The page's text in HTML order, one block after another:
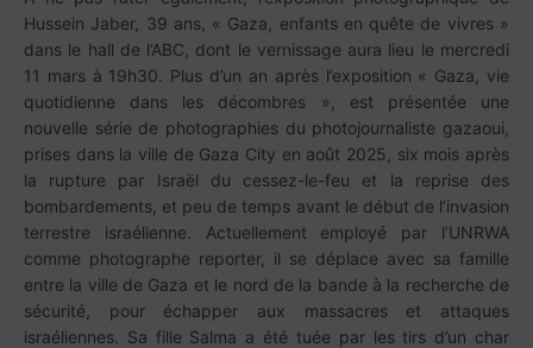
Hussein Jaber, 39 ans, « Gaza, enfants en quête de vivres »
dans le hall de l’ABC, dont le vernissage aura lieu le mercredi
11 mars à 19h30. Plus d’un an après l’exposition « Gaza, vie
quotidienne dans les décombres », est présentée une
nouvelle série de photographies du photojournaliste gazaoui,
prises dans la ville de Gaza City en août 2025, six mois après
la rupture par Israël du cessez-le-feu et la reprise des
bombardements, et peu de temps avant le début de l’invasion
terrestre israélienne. Actuellement employé par l’UNRWA
comme photographe reporter, il se déplace avec sa famille
entre la ville de Gaza et le nord de la bande à la recherche de
sécurité, pour échapper aux massacres et attaques
israéliennes. Sa fille Salma a été tuée par les tirs d’un char